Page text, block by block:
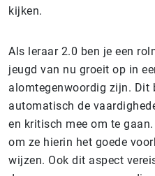
kijken.
Als leraar 2.0 ben je een
jeugd van nu groeit op in
alomtegenwoordig zijn. Dit
automatisch de
en kritisch mee om te
om ze hierin het goede
wijzen. Ook dit aspect